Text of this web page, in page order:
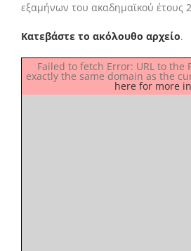
Μεταπτυχιακές Σπουδές
εξαμήνων του ακαδημαϊκού έτους
Κατεβάστε το ακόλουθο αρχείο.
Failed to fetch Error: URL to the
exactly the same domain as the
here for more